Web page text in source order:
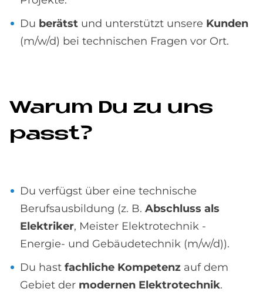
Du berätst und unterstützt unsere Kunden
(m/w/d) bei technischen Fragen vor Ort.
Wa­rum Du zu uns
passt?
Du verfügst über eine technische
Berufsausbildung (z. B. Abschluss als
Elektriker, Meister Elektrotechnik -
Energie- und Gebäudetechnik (m/w/d)).
Du hast fachliche Kompetenz auf dem
Gebiet der modernen Elektrotechnik.